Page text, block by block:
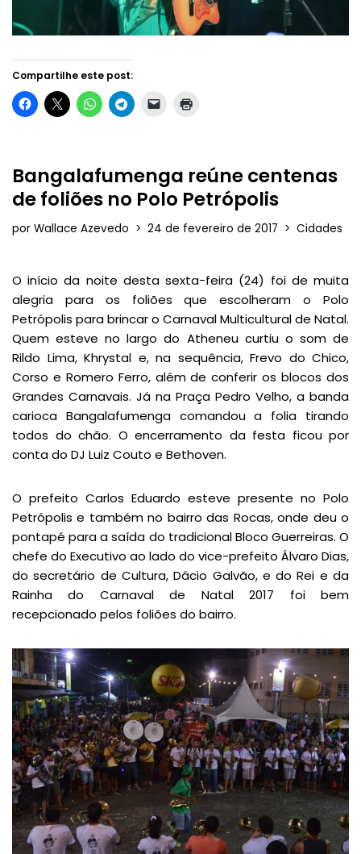
Compartilhe este post:
Bangalafumenga reúne centenas
de foliões no Polo Petrópolis
por Wallace Azevedo 24 de fevereiro de 2017 Cidades
O início da noite desta sexta-feira (24) foi de muita
alegria para os foliões que escolheram o Polo
Petrópolis para brincar o Carnaval Multicultural de Natal.
Quem esteve no largo do Atheneu curtiu o som de
Rildo Lima, Khrystal e, na sequência, Frevo do Chico,
Corso e Romero Ferro, além de conferir os blocos dos
Grandes Carnavais. Já na Praça Pedro Velho, a banda
carioca Bangalafumenga comandou a folia tirando
todos do chão. O encerramento da festa ficou por
conta do DJ Luiz Couto e Bethoven.
O prefeito Carlos Eduardo esteve presente no Polo
Petrópolis e também no bairro das Rocas, onde deu o
pontapé para a saída do tradicional Bloco Guerreiras. O
chefe do Executivo ao lado do vice-prefeito Álvaro Dias,
do secretário de Cultura, Dácio Galvão, e do Rei e da
Rainha do Carnaval de Natal 2017 foi bem
recepcionado pelos foliões do bairro.